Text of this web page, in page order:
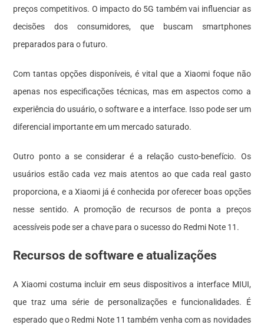
preços competitivos. O impacto do 5G também vai influenciar as
decisões dos consumidores, que buscam smartphones
preparados para o futuro.
Com tantas opções disponíveis, é vital que a Xiaomi foque não
apenas nos especificações técnicas, mas em aspectos como a
experiência do usuário, o software e a interface. Isso pode ser um
diferencial importante em um mercado saturado.
Outro ponto a se considerar é a relação custo-benefício. Os
usuários estão cada vez mais atentos ao que cada real gasto
proporciona, e a Xiaomi já é conhecida por oferecer boas opções
nesse sentido. A promoção de recursos de ponta a preços
acessíveis pode ser a chave para o sucesso do Redmi Note 11.
Recursos de software e atualizações
A Xiaomi costuma incluir em seus dispositivos a interface MIUI,
que traz uma série de personalizações e funcionalidades. É
esperado que o Redmi Note 11 também venha com as novidades